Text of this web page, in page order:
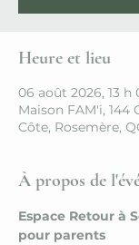
Heure et lieu
06 août 2026, 13 h
Maison FAM'i, 144
Côte, Rosemère,
À propos de
Espace Retour à
pour parents